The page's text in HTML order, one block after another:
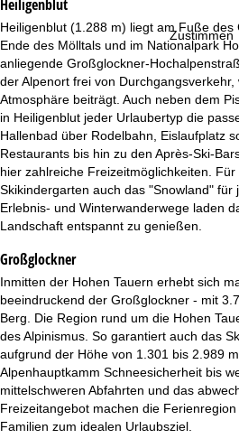
Zustimmen
t
s
e
i
t
e
Heiligenblut
Heiligenblut (1.288 m) liegt am Fuße
Ende des Mölltals und im Nationalpark
anliegende Großglockner-
der Alpenort frei von
Atmosphäre beiträgt. Auch neben dem
in Heiligenblut jeder Urlaubertyp die
Hallenbad über Rodelbahn, Eislaufplatz
Restaurants bis hin zu den Après-Ski-
hier zahlreiche Freizeitmöglichkeiten.
Skikindergarten auch das "Snowland" für
Erlebnis- und Winterwanderwege laden
Landschaft entspannt zu genießen.
Großglockner
Inmitten der Hohen Tauern erhebt sich
beeindruckend der Großglockner - mit
Berg. Die Region rund um die Hohen
des Alpinismus. So garantiert auch das
aufgrund der Höhe von 1.301 bis 2.989
Alpenhauptkamm Schneesicherheit bis
mittelschweren Abfahrten und das
Freizeitangebot machen die
Familien zum idealen Urlaubsziel.